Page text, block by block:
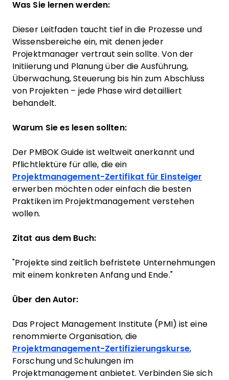
Was Sie lernen werden:
Dieser Leitfaden taucht tief in die Prozesse und
Wissensbereiche ein, mit denen jeder
Projektmanager vertraut sein sollte. Von der
Initiierung und Planung über die Ausführung,
Überwachung, Steuerung bis hin zum Abschluss
von Projekten – jede Phase wird detailliert
behandelt.
Warum Sie es lesen sollten:
Der PMBOK Guide ist weltweit anerkannt und
Pflichtlektüre für alle, die ein
Projektmanagement-Zertifikat für Einsteiger
erwerben möchten oder einfach die besten
Praktiken im Projektmanagement verstehen
wollen.
Zitat aus dem Buch:
"Projekte sind zeitlich befristete Unternehmungen
mit einem konkreten Anfang und Ende."
Über den Autor:
Das Project Management Institute (PMI) ist eine
renommierte Organisation, die
Projektmanagement-Zertifizierungskurse,
Forschung und Schulungen im
Projektmanagement anbietet. Verbinden Sie sich